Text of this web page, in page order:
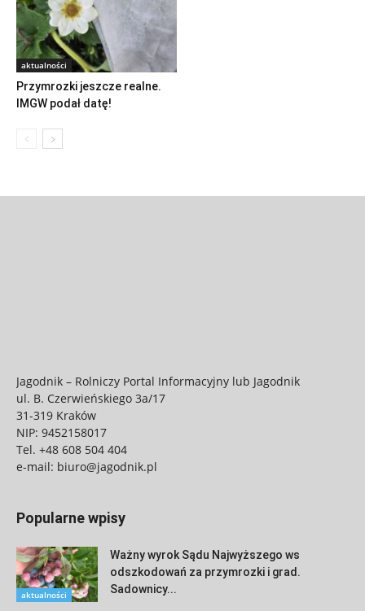
aktualności
Przymrozki jeszcze realne.
IMGW podał datę!
Jagodnik – Rolniczy Portal Informacyjny lub Jagodnik
ul. B. Czerwieńskiego 3a/17
31-319 Kraków
NIP: 9452158017
Tel. +48 608 504 404
e-mail: biuro@jagodnik.pl
Popularne wpisy
aktualności
Ważny wyrok Sądu Najwyższego ws
odszkodowań za przymrozki i grad.
Sadownicy...